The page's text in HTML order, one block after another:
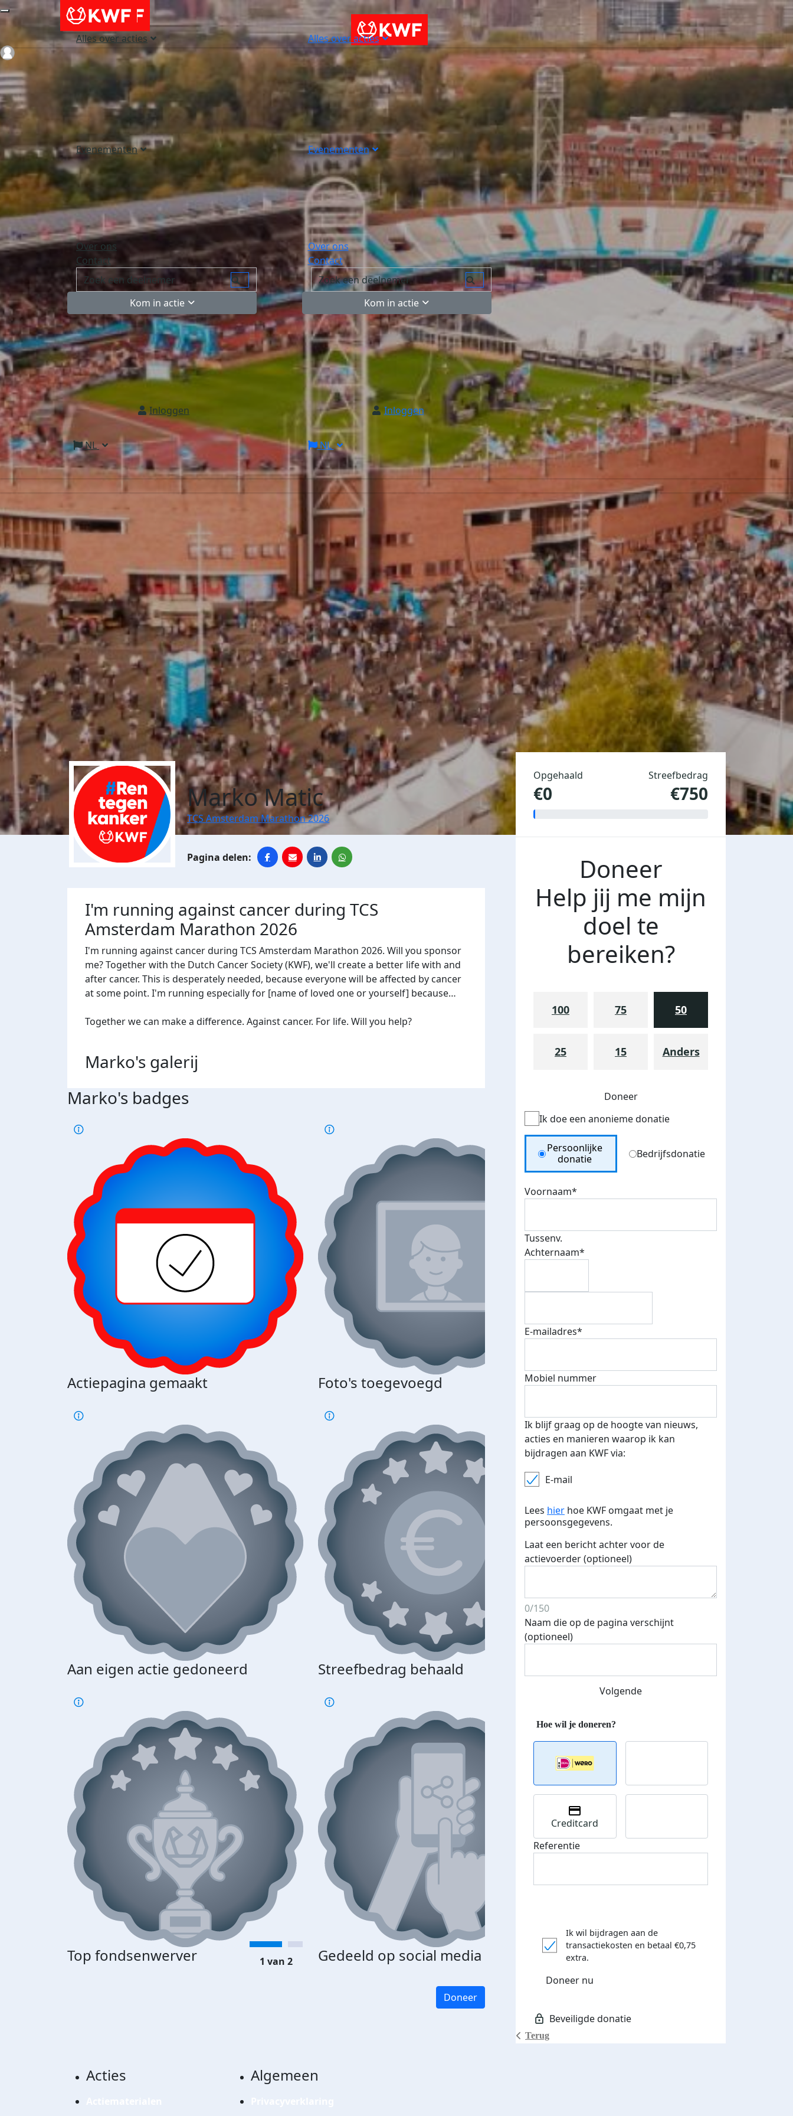
Alles over acties
Evenementen
Over ons
Contact
Kom in actie
Inloggen
NL
Alles over acties
Evenementen
Over ons
Contact
Kom in actie
Inloggen
NL
Login
Marko Matic
TCS Amsterdam Marathon 2026
I'm running against cancer during TCS
Amsterdam Marathon 2026
I'm running against cancer during TCS Amsterdam Marathon 2026. Will you sponsor
me? Together with the Dutch Cancer Society (KWF), we'll create a better life with and
after cancer. This is desperately needed, because everyone will be affected by cancer
at some point. I'm running especially for [name of loved one or yourself] because…
Together we can make a difference. Against cancer. For life. Will you help?
Marko's galerij
Marko's badges
Actiepagina gemaakt Foto's toegevoegd E-mails verstuurd
Aan eigen actie gedoneerd Streefbedrag behaald
Top fondsenwerver Gedeeld op social media Donateurs bedankt
€500 euro opgehaald: t-shirt
1 van 2
Doneer
Opgehaald
€0
Streefbedrag
€750
Doneer
Help jij me mijn
doel te
bereiken?
100 75 50
25 15 Anders
Doneer
Ik doe een anonieme donatie
Donation Type
Persoonlijke
donatie
Bedrijfsdonatie
Voornaam*
Tussenv.
Achternaam*
E-mailadres*
Mobiel nummer
Ik blijf graag op de hoogte van nieuws,
acties en manieren waarop ik kan
bijdragen aan KWF via:
E-mail
Lees hier hoe KWF omgaat met je
persoonsgegevens.
Laat een bericht achter voor de
actievoerder (optioneel)
0/150
Naam die op de pagina verschijnt
(optioneel)
Volgende
Terug
Creditcard
Referentie
Ik wil bijdragen aan de
transactiekosten en betaal €0,75
extra.
Doneer nu
Acties Algemeen